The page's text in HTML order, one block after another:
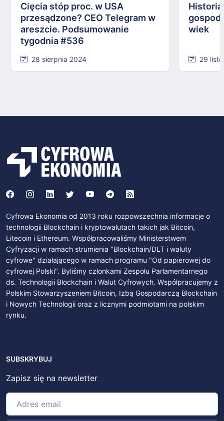
Cięcia stóp proc. w USA
przesądzone? CEO Telegram w
areszcie. Podsumowanie
tygodnia #536
28 sierpnia 2024
wiek
29
Cyfrowa Ekonomia od 2013 roku rozpowszechnia informacje o
technologii Blockchain i kryptowalutach takich jak Bitcoin,
Litecoin i Ethereum. Współpracowaliśmy Ministerstwem
Cyfryzacji w ramach strumienia "Blockchain/DLT i waluty
cyfrowe" działającego w ramach programu "Od papierowej do
cyfrowej Polski". Byliśmy członkami Zespołu Parlamentarnego
ds. Technologii Blockchain i Walut Cyfrowych. Współpracujemy z
Polskim Stowarzyszeniem Bitcoin, Izbą Gospodarczą Blockchain
i Nowych Technologii oraz z licznymi podmiotami na polskim
rynku.
SUBSKRYBUJ
Zapisz się na newsletter